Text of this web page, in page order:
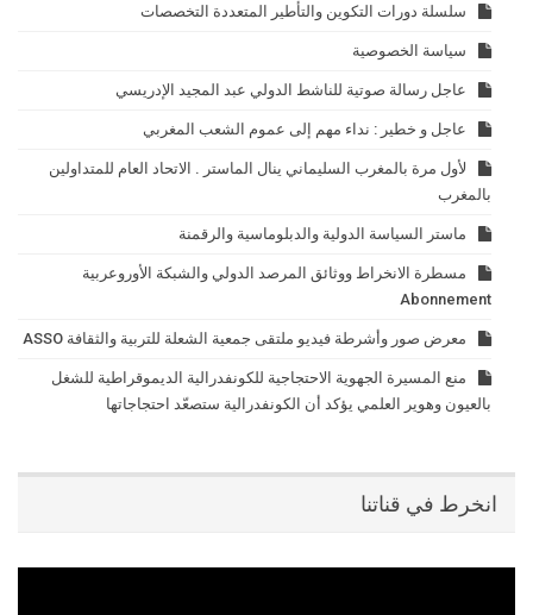
سلسلة دورات التكوين والتأطير المتعددة التخصصات
سياسة الخصوصية
عاجل رسالة صوتية للناشط الدولي عبد المجيد الإدريسي
عاجل و خطير : نداء مهم إلى عموم الشعب المغربي
لأول مرة بالمغرب السليماني ينال الماستر . الاتحاد العام للمتداولين
بالمغرب
ماستر السياسة الدولية والدبلوماسية والرقمنة
مسطرة الانخراط ووثائق المرصد الدولي والشبكة الأوروعربية
Abonnement
معرض صور وأشرطة فيديو ملتقى جمعية الشعلة للتربية والثقافة ASSO
منع المسيرة الجهوية الاحتجاجية للكونفدرالية الديموقراطية للشغل
بالعيون وهوير العلمي يؤكد أن الكونفدرالية ستصعّد احتجاجاتها
انخرط في قناتنا